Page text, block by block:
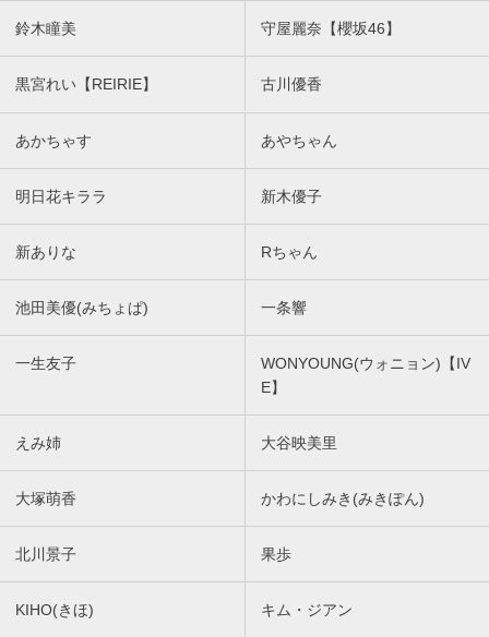
鈴木瞳美 守屋麗奈【櫻坂46】
黒宮れい【REIRIE】 古川優香
あかちゃす あやちゃん
明日花キララ 新木優子
新ありな Rちゃん
池田美優(みちょぱ) 一条響
一生友子
WONYOUNG(ウォニョン)【IV
E】
えみ姉 大谷映美里
大塚萌香 かわにしみき(みきぽん)
北川景子 果歩
KIHO(きほ) キム・ジアン